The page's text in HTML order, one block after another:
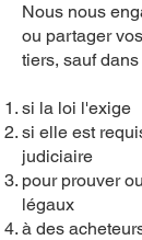
Nous nous
ou partager
tiers, sauf
si la loi l'exige
si elle est
judiciaire
pour prouver
légaux
à des